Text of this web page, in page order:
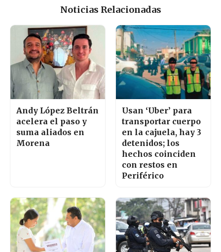
Noticias Relacionadas
Andy López Beltrán
acelera el paso y
suma aliados en
Morena
Usan ‘Uber’ para
transportar cuerpo
en la cajuela, hay 3
detenidos; los
hechos coinciden
con restos en
Periférico